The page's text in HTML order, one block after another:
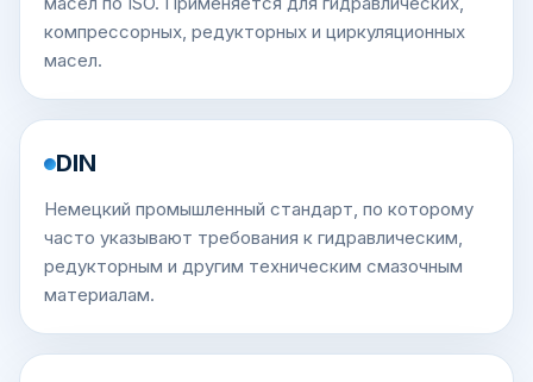
компрессорных, редукторных и циркуляционных
масел.
DIN
Немецкий промышленный стандарт, по которому
часто указывают требования к гидравлическим,
редукторным и другим техническим смазочным
материалам.